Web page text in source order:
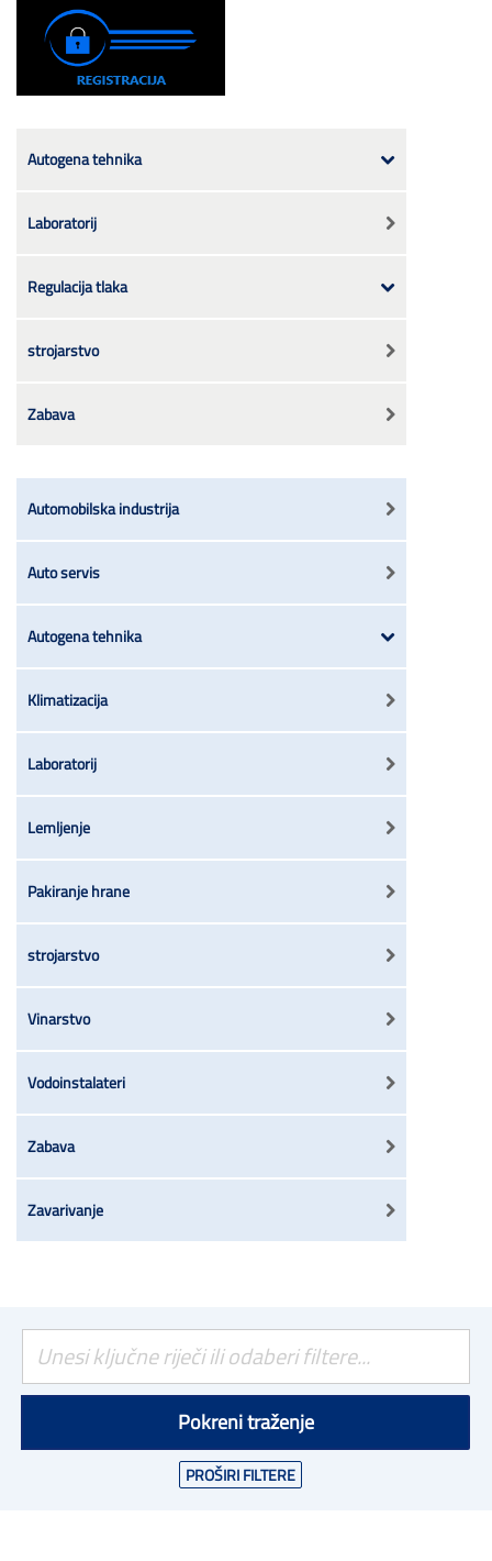
Autogena tehnika
Laboratorij
Regulacija tlaka
strojarstvo
Zabava
Automobilska industrija
Auto servis
Autogena tehnika
Klimatizacija
Laboratorij
Lemljenje
Pakiranje hrane
strojarstvo
Vinarstvo
Vodoinstalateri
Zabava
Zavarivanje
Pokreni traženje
PROŠIRI FILTERE